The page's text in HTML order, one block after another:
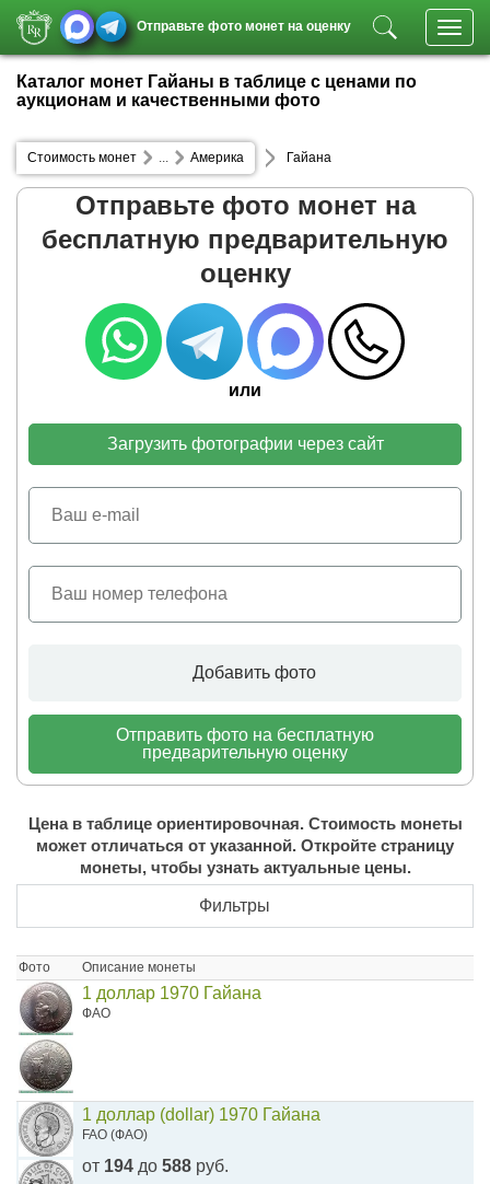
Отправьте фото монет на оценку
Каталог монет Гайаны в таблице с ценами по
аукционам и качественными фото
Стоимость монет Америка
... Гайана
Отправьте фото монет на
бесплатную предварительную
оценку
или
Загрузить фотографии через сайт
Добавить фото
Отправить фото на бесплатную
предварительную оценку
Цена в таблице ориентировочная. Стоимость монеты
может отличаться от указанной. Откройте страницу
монеты, чтобы узнать актуальные цены.
Фильтры
Фото Описание монеты
1 доллар 1970 Гайана
ФАО
1 доллар (dollar) 1970 Гайана
FAO (ФАО)
от 194 до 588 руб.